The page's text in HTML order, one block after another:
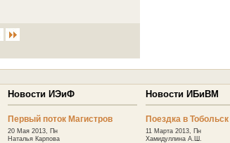
Новости ИЭиФ
Первый поток Магистров
20 Мая 2013, Пн
Наталья Карпова
Новости ИБиВМ
Поездка в Тобольск
11 Марта 2013, Пн
Хамидуллина А.Ш.